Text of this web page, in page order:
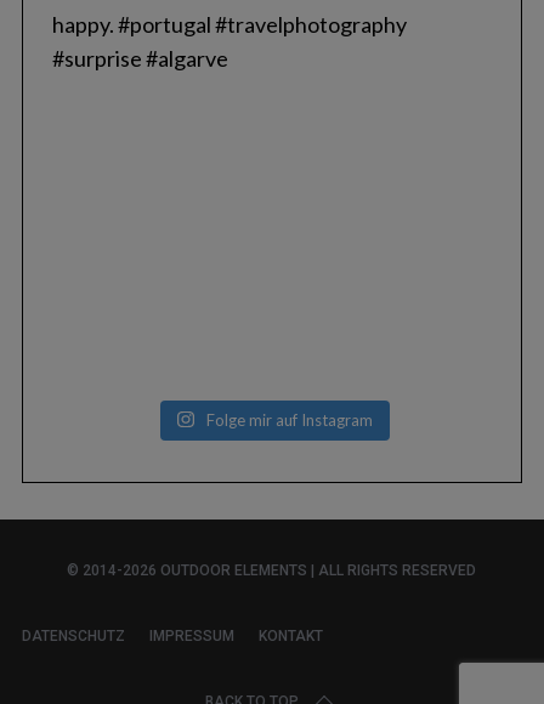
Folge mir auf Instagram
© 2014-2026 OUTDOOR ELEMENTS | ALL RIGHTS RESERVED
DATENSCHUTZ IMPRESSUM KONTAKT